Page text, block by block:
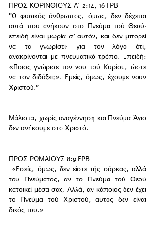
ΠΡΟΣ ΚΟΡΙΝΘΙΟΥΣ Α΄ 2:14, 16 FPB
"O φυσικός άνθρωπος, όμως, δεν δέχεται
αυτά που ανήκουν στο Πνεύμα τού Θεού·
επειδή είναι μωρία σ’ αυτόν, και δεν μπορεί
να τα γνωρίσει· για τον λόγο ότι,
ανακρίνονται με πνευματικό τρόπο. Eπειδή:
«Ποιος γνώρισε τον νου τού Kυρίου, ώστε
να τον διδάξει;». Eμείς, όμως, έχουμε νουν
Xριστού."
Μάλιστα, χωρίς αναγέννηση και Πνεύμα Άγιο
δεν ανήκουμε στο Xριστό.
ΠΡΟΣ ΡΩΜΑΙΟΥΣ 8:9 FPB
του Πνεύματος, αν το Πνεύμα τού Θεού
κατοικεί μέσα σας. Aλλά, αν κάποιος δεν έχει
το Πνεύμα τού Xριστού, αυτός δεν είναι
δικός του.»